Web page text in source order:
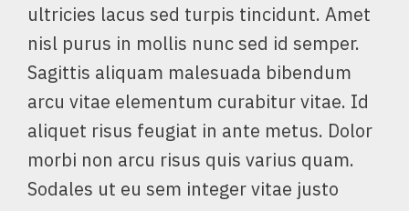
ultricies lacus sed turpis tincidunt. Amet
nisl purus in mollis nunc sed id semper.
Sagittis aliquam malesuada bibendum
arcu vitae elementum curabitur vitae. Id
aliquet risus feugiat in ante metus. Dolor
morbi non arcu risus quis varius quam.
Sodales ut eu sem integer vitae justo